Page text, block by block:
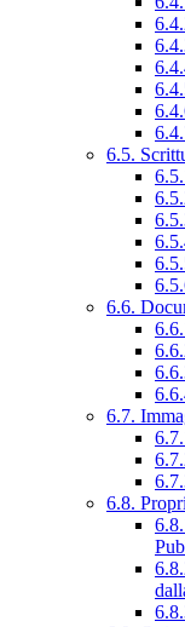
6.5.
6.6.
6.7.
6.8.